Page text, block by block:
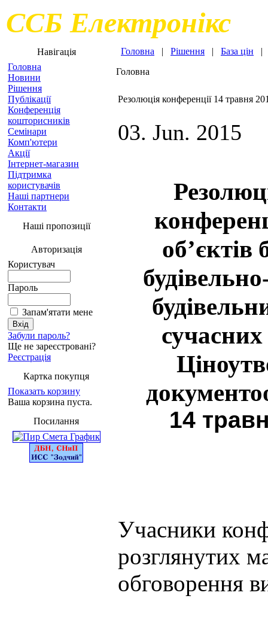
ССБ Електронікс
Навігація
Головна
Новини
Рішення
Публікації
Конференція
кошторисників
Семінари
Комп'ютери
Акції
Інтернет-магазин
Підтримка
користувачів
Наші партнери
Контакти
Наші пропозиції
Авторизація
Користувач
Пароль
Запам'ятати мене
Забули пароль?
Ще не зареєстровані?
Реєстрація
Картка покупця
Показать корзину
Ваша корзина пуста.
Посилання
Головна | Рішення | База цін
Головна
Резолюція конференції 14 травня
03. Jun. 2015
сучасних
14
Учасники
розглянутих
обговорення